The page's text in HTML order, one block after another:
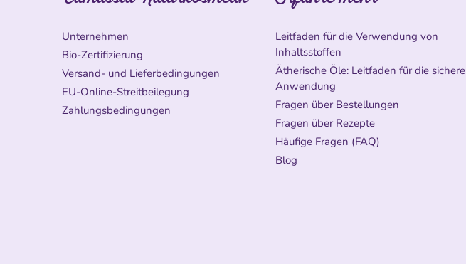
Unternehmen
Bio-Zertifizierung
Versand- und Lieferbedingungen
EU-Online-Streitbeilegung
Zahlungsbedingungen
Leitfaden für die Verwendung von
Inhaltsstoffen
Ätherische Öle: Leitfaden für die sichere
Anwendung
Fragen über Bestellungen
Fragen über Rezepte
Häufige Fragen (FAQ)
Blog